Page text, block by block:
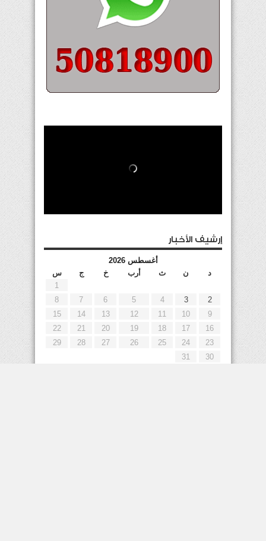
إرشيف الأخبار
أغسطس 2026
د
ن ث أرب خ ج
س
1
2
3
4
5
6
7
8
9
10
11
12
13
14
15
16
17
18
19
20
21
22
23
24
25
26
27
28
29
30
31